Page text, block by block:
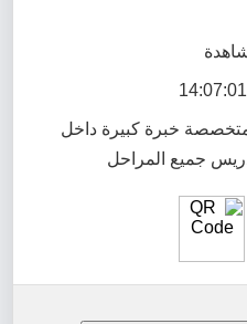
خبرة كبيرة داخل
جميع المراحل